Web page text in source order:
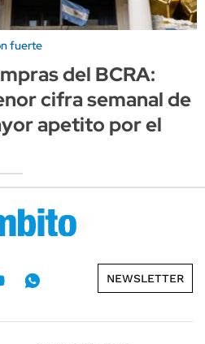
fuerte
del BCRA:
cifra semanal de
apetito por el
NEWSLETTER